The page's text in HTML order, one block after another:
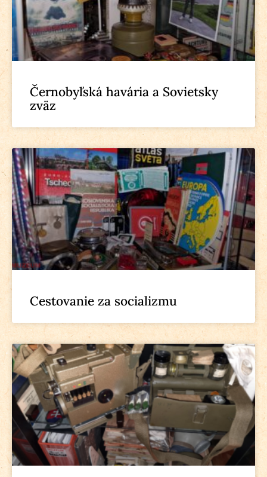
Černobyľská havária a Sovietsky
zväz
Cestovanie za socializmu